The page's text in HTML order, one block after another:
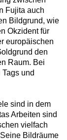
Fujita auch
Bildgrund, wie
Okzident für
europäischen
den
Raum. Bei
und
sind in dem
Arbeiten sind
vielfach
Bildräume